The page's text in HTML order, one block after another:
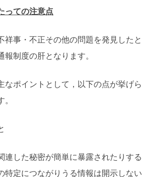
っての注意点
事・不正その他の問題を発見したと
報制度の肝となります。
ポイントとして，以下の点が挙げ
した秘密が簡単に暴露されたりす
定につながりうる情報は開示しな